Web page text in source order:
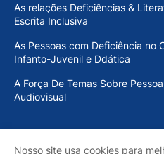
As relações Deficiências &
Escrita Inclusiva
As Pessoas com Deficiência no
Infanto-Juvenil e Ddática
A Força De Temas Sobre
Audiovisual
Nosso site usa cookies para